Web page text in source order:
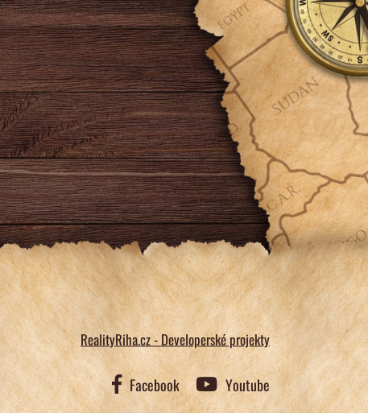
RealityRiha.cz - Developerské projekty
Facebook Youtube